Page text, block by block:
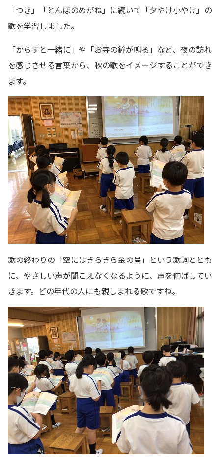
「つき」「とんぼのめがね」に続いて「夕やけ小やけ」の
歌を学習しました。
「からすと一緒に」や「お寺の鐘が鳴る」など、夜の訪れ
を感じさせる言葉から、秋の歌をイメージすることができ
ます。
歌の終わりの「空にはきらきら金の星」という歌詞ととも
に、やさしい声が聞こえなくなるように、声を伸ばしてい
きます。どの年代の人にも親しまれる歌ですね。